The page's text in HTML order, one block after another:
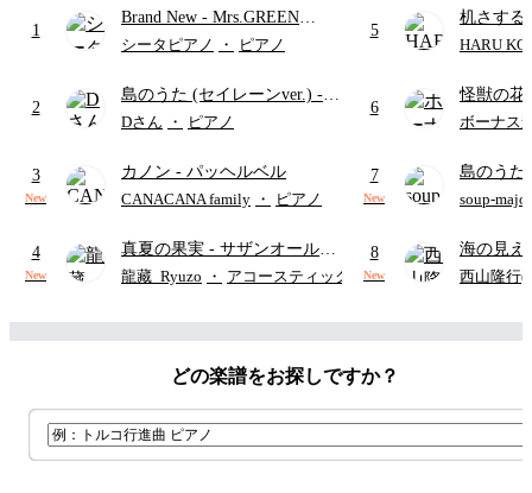
1
Brand New - Mrs.GREEN
APPLE
シータピアノ ・ ピアノ
2
島のうた (セイレーンver.) -
セイレーン(CV.鈴木みのり)
ード・ペダル付き/『映画ちい
かわ 人魚の島のひみつ』よ
Dさん ・ ピアノ
3
New
カノン - パッヘルベル
CANACANA family ・ ピアノ
4
New
真夏の果実 - サザンオールス
ターズ
龍藏_Ryuzo ・ アコースティックギター
5
机さする
HARU
6
怪獣の
ードパー
ボーナス
7
New
島のうた
映画ちい
soup-majo
8
New
海の見
ウクレレ
西山隆行
どの楽譜をお探しですか？